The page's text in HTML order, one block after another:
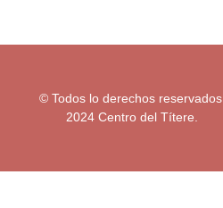
f
© Todos lo derechos reservados.
2024 Centro del Títere.